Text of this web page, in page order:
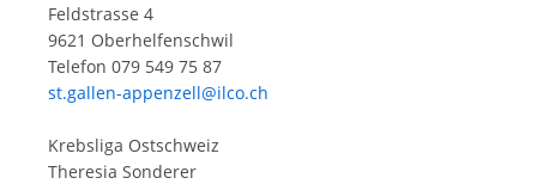
Feldstrasse 4
9621 Oberhelfenschwil
Telefon 079 549 75 87
st.gallen-appenzell@ilco.ch
Krebsliga Ostschweiz
Theresia Sonderer